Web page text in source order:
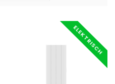
ELEKTRISCH